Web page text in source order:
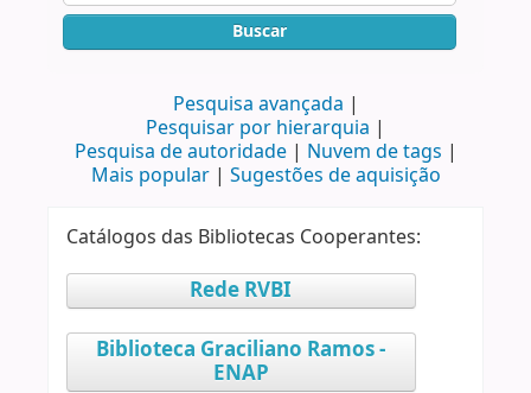
Buscar
Pesquisa avançada
Pesquisar por hierarquia
Pesquisa de autoridade
Nuvem de tags
Mais popular
Sugestões de aquisição
Catálogos das Bibliotecas Cooperantes:
Rede RVBI
Biblioteca Graciliano Ramos -
ENAP